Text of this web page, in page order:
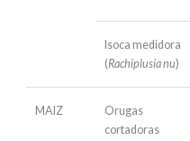
Isoca medidora
(Rachiplusia nu)
MAIZ
Orugas
cortadoras